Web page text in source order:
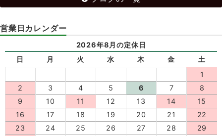
営業日カレンダー
2026年8月の定休日
日
月 火 水 木 金
土
1
2
3 4 5 6 7
8
9
10 11 12 13 14
15
16
17 18 19 20 21
22
23
24 25 26 27 28
29